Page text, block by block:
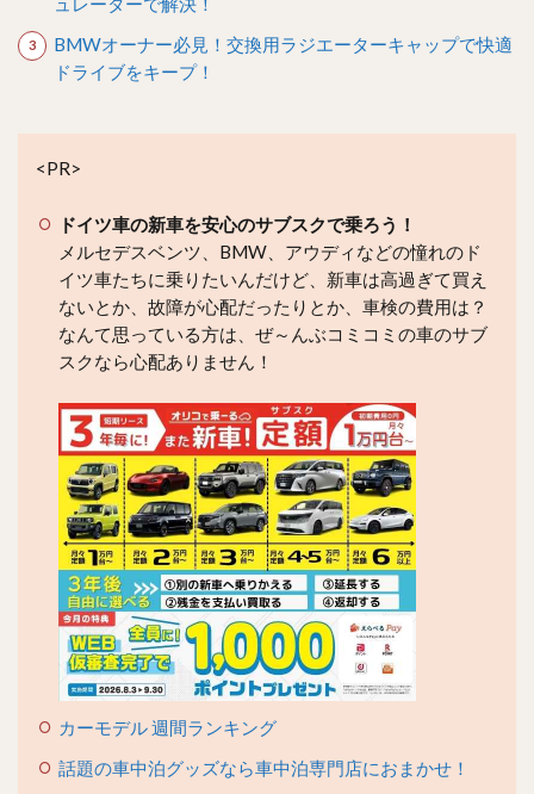
BMWオーナー必見！交換用ラジエーターキャップで快適
ドライブをキープ！
<PR>
ドイツ車の新車を安心のサブスクで乗ろう！
メルセデスベンツ、BMW、アウディなどの憧れのド
イツ車たちに乗りたいんだけど、新車は高過ぎて買え
ないとか、故障が心配だったりとか、車検の費用は？
なんて思っている方は、ぜ～んぶコミコミの車のサブ
スクなら心配ありません！
カーモデル 週間ランキング
話題の車中泊グッズなら車中泊専門店におまかせ！